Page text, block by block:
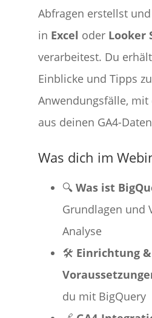
Abfragen erstellst
in Excel oder Looker
verarbeitest. Du
Einblicke und Tipps
Anwendungsfälle,
aus deinen GA4-
Was dich im
🔍 Was ist
Grundlagen und
Analyse
🛠️ Einrichtung &
du mit BigQuery